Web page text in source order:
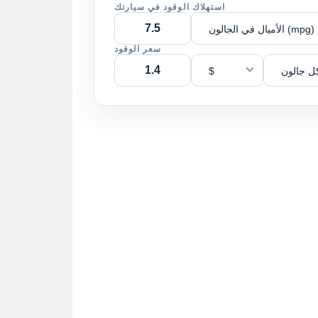
استهلاك الوقود في سيارتك
الأميال في الجالون (mpg)
سعر الوقود
$ جالون